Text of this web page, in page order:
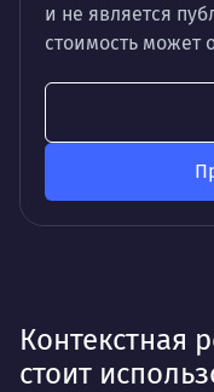
и не является
стоимость может
Контекстная
стоит